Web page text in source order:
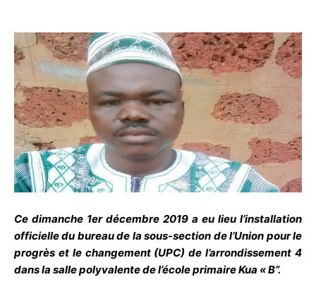
Ce dimanche 1er décembre 2019 a eu lieu l’installation
officielle du bureau de la sous-section de l’Union pour le
progrès et le changement (UPC) de l’arrondissement 4
dans la salle polyvalente de l’école primaire Kua « B”.